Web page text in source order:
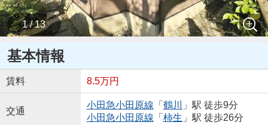
1 / 13
基本情報
賃料 8.5万円
交通
小田急小田原線 「 鶴川
」駅 徒歩9分
小田急小田原線 「 柿生 」駅 徒歩26分